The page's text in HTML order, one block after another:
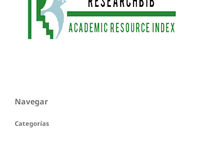
Navegar
Categorías